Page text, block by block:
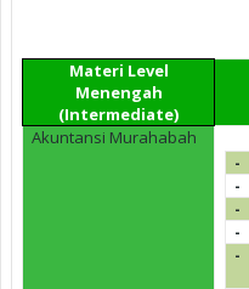
Materi Level
Menengah
(Intermediate)
Akuntansi Murahabah
-
-
-
-
-